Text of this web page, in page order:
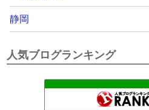
静岡
人気ブログランキング